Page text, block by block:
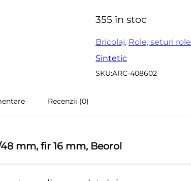
355 în stoc
Bricolaj, Role, seturi role
Sintetic
SKU:ARC-408602
Recenzii (0)
mm, fir 16 mm, Beorol